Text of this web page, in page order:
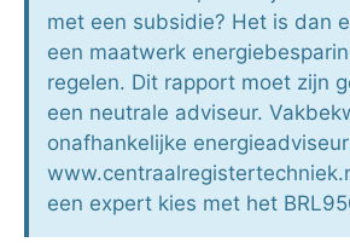
met een subsidie? Het is dan
een maatwerk
regelen. Dit rapport moet zijn
een neutrale adviseur.
onafhankelijke
een expert kies met het